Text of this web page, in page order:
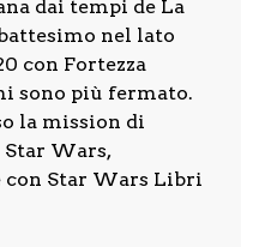
dai tempi de La
nel lato
con Fortezza
sono più fermato.
la mission di
Wars,
con Star Wars Libri